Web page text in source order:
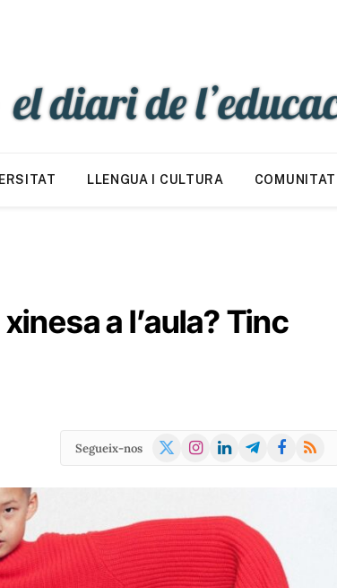
LLENGUA I CULTURA COMUNITAT
a l’aula? Tinc
Segueix-nos
X
Instagram
LinkedInTelegramFacebook
RSS